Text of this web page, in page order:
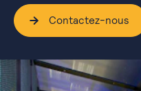
Contactez-nous